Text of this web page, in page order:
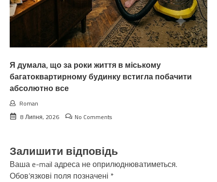
Я думала, що за роки життя в міському
багатоквартирному будинку встигла побачити
абсолютно все
Roman
8 Липня, 2026
No Comments
Залишити відповідь
Ваша e-mail адреса не оприлюднюватиметься.
Обов’язкові поля позначені *